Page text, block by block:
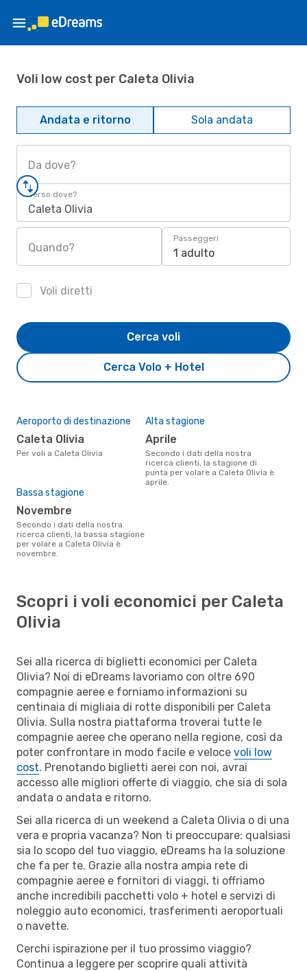
Voli low cost per Caleta Olivia
Andata e ritorno Sola andata
Da dove?
Verso dove?
Caleta Olivia
Quando?
Passeggeri
1 adulto
Voli diretti
Cerca Volo + Hotel
Cerca voli
Aeroporto di destinazione
Caleta Olivia
Per voli a Caleta Olivia
Alta stagione
aprile
Secondo i dati della nostra
ricerca clienti, la stagione di
punta per volare a Caleta Olivia è
aprile.
Bassa stagione
novembre
Secondo i dati della nostra
ricerca clienti, la bassa stagione
per volare a Caleta Olivia è
novembre.
Scopri i voli economici per Caleta
Olivia
Sei alla ricerca di biglietti economici per Caleta
Olivia? Noi di eDreams lavoriamo con oltre 690
compagnie aeree e forniamo informazioni su
centinaia di migliaia di rotte disponibili per Caleta
Olivia. Sulla nostra piattaforma troverai tutte le
compagnie aeree che operano nella regione, così da
poter confrontare in modo facile e veloce voli low
cost. Prenotando biglietti aerei con noi, avrai
accesso alle migliori offerte di viaggio, che sia di sola
andata o andata e ritorno.
Sei alla ricerca di un weekend a Caleta Olivia o di una
vera e propria vacanza? Non ti preoccupare: qualsiasi
sia lo scopo del tuo viaggio, eDreams ha la soluzione
che fa per te. Grazie alla nostra ampia rete di
compagnie aeree e fornitori di viaggi, ti offriamo
anche incredibili pacchetti volo + hotel e servizi di
noleggio auto economici, trasferimenti aeroportuali
o navette.
Cerchi ispirazione per il tuo prossimo viaggio?
Continua a leggere per scoprire quali attività